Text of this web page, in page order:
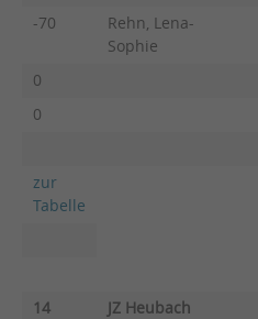
-70
Rehn, Lena-
Sophie
0
0
zur
Tabelle
14 JZ Heubach